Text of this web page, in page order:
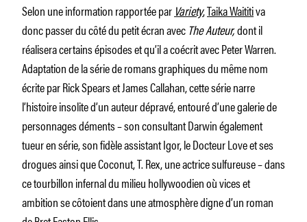
Selon une information rapportée par Variety,Taika Waititiva
donc passer du côté du petit écran avec The Auteur,dont il
réalisera certains épisodes et qu’il a coécrit avec Peter Warren.
Adaptation de la série de romans graphiques du même nom
écrite par Rick Spears et James Callahan, cette série narre
l’histoire insolite d’un auteur dépravé, entouré d’une galerie de
personnages déments – son consultant Darwin également
tueur en série, son fidèle assistant Igor, le Docteur Love et ses
drogues ainsi que Coconut, T. Rex, une actrice sulfureuse – dans
ce tourbillon infernal du milieu hollywoodien où vices et
ambition se côtoient dans une atmosphère digne d’un roman